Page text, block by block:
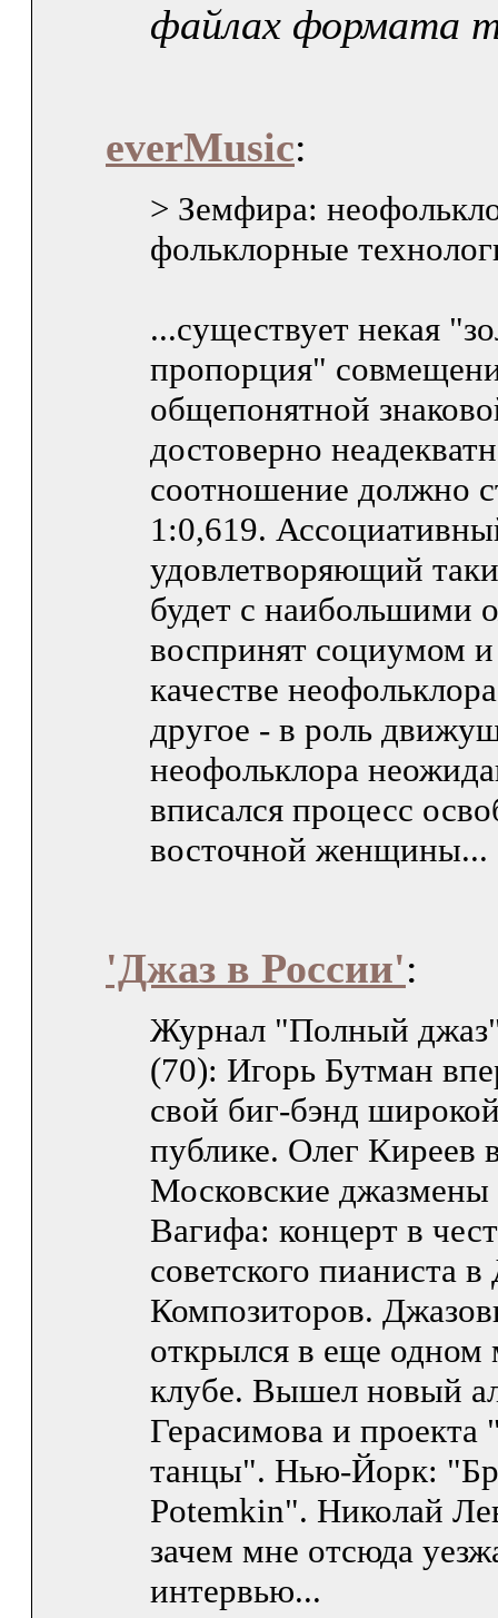
файлах формата
everMusic:
> Земфира:
фольклорные
...существует некая
пропорция"
общепонятной
достоверно
соотношение должно
1:0,619.
удовлетворяющий
будет с наибольшими
воспринят социумом
качестве
другое - в роль
неофольклора
вписался процесс
восточной женщины...
'Джаз в России':
Журнал "Полный
(70): Игорь Бутман
свой биг-бэнд
публике. Олег Киреев
Московские джазмены
Вагифа: концерт в
советского пианиста
Композиторов.
открылся в еще одном
клубе. Вышел новый
Герасимова и проекта
танцы". Нью-Йорк:
Potemkin". Николай
зачем мне отсюда
интервью...